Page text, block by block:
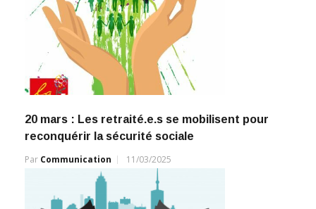
20 mars : Les retraité.e.s se mobilisent pour
reconquérir la sécurité sociale
Par Communication 11/03/2025